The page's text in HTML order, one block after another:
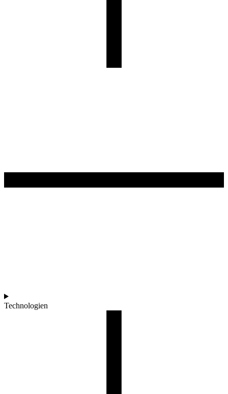
Technologien